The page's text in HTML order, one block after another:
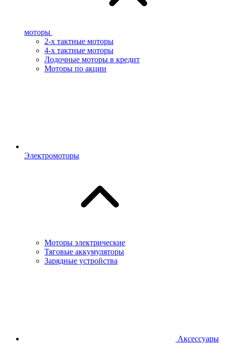
моторы
2-х тактные моторы
4-х тактные моторы
Лодочные моторы в кредит
Моторы по акции
Электромоторы
Моторы электрические
Тяговые аккумуляторы
Зарядные устройства
Аксессуары